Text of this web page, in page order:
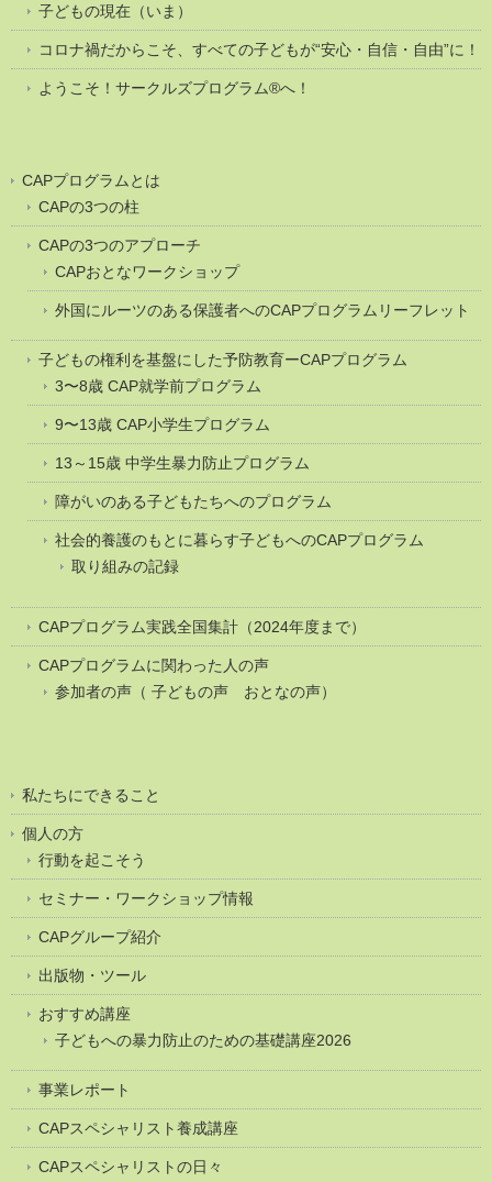
子どもの現在（いま）
コロナ禍だからこそ、すべての子どもが“安心・自信・自由”に！
ようこそ！サークルズプログラム®へ！
CAPプログラムとは
CAPの3つの柱
CAPの3つのアプローチ
CAPおとなワークショップ
外国にルーツのある保護者へのCAPプログラムリーフレット
子どもの権利を基盤にした予防教育ーCAPプログラム
3〜8歳 CAP就学前プログラム
9〜13歳 CAP小学生プログラム
13～15歳 中学生暴力防止プログラム
障がいのある子どもたちへのプログラム
社会的養護のもとに暮らす子どもへのCAPプログラム
取り組みの記録
CAPプログラム実践全国集計（2024年度まで）
CAPプログラムに関わった人の声
参加者の声（ 子どもの声 おとなの声）
私たちにできること
個人の方
行動を起こそう
セミナー・ワークショップ情報
CAPグループ紹介
出版物・ツール
おすすめ講座
子どもへの暴力防止のための基礎講座2026
事業レポート
CAPスペシャリスト養成講座
CAPスペシャリストの日々